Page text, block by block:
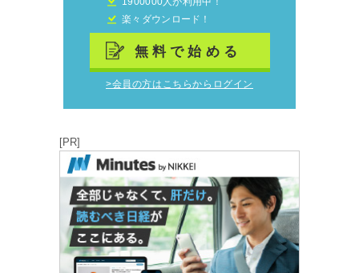
楽々ダウンロード！
無料で始める
>会員の方はこちらからログイン
[PR]